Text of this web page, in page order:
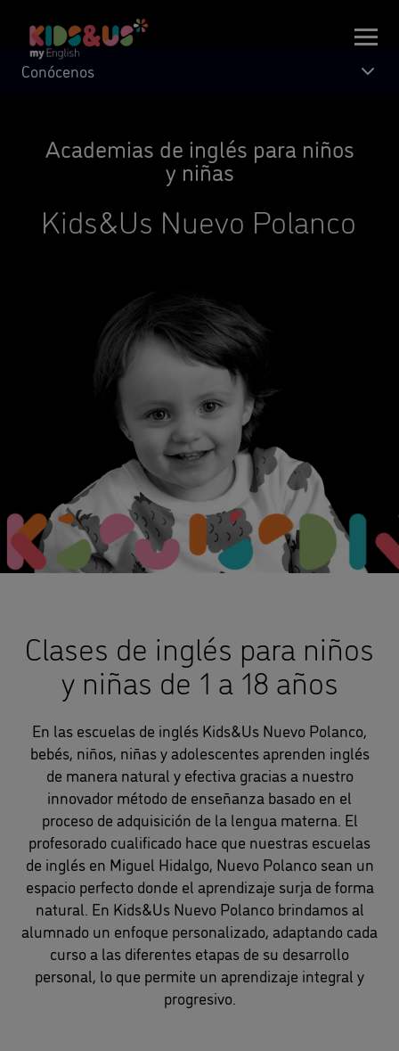
Academias de inglés para niños
y niñas
Kids&Us Nuevo Polanco
Conócenos
Clases de inglés para niños
y niñas de 1 a 18 años
En las escuelas de inglés Kids&Us Nuevo Polanco,
bebés, niños, niñas y adolescentes aprenden inglés
de manera natural y efectiva gracias a nuestro
innovador método de enseñanza basado en el
proceso de adquisición de la lengua materna. El
profesorado cualificado hace que nuestras escuelas
de inglés en Miguel Hidalgo, Nuevo Polanco sean un
espacio perfecto donde el aprendizaje surja de forma
natural. En Kids&Us Nuevo Polanco brindamos al
alumnado un enfoque personalizado, adaptando cada
curso a las diferentes etapas de su desarrollo
personal, lo que permite un aprendizaje integral y
progresivo.